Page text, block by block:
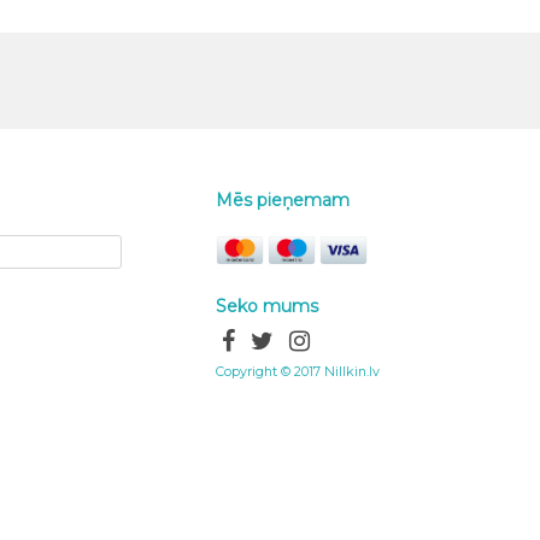
Mēs pieņemam
Seko mums
Copyright © 2017 Nillkin.lv